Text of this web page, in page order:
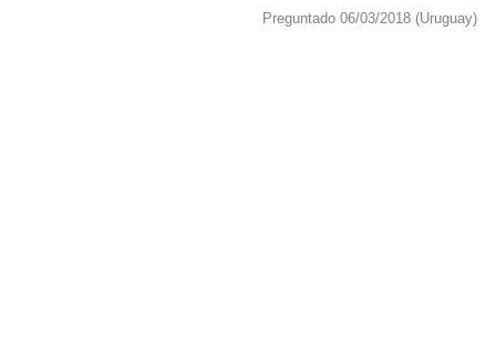
Preguntado 06/03/2018 (Uruguay)